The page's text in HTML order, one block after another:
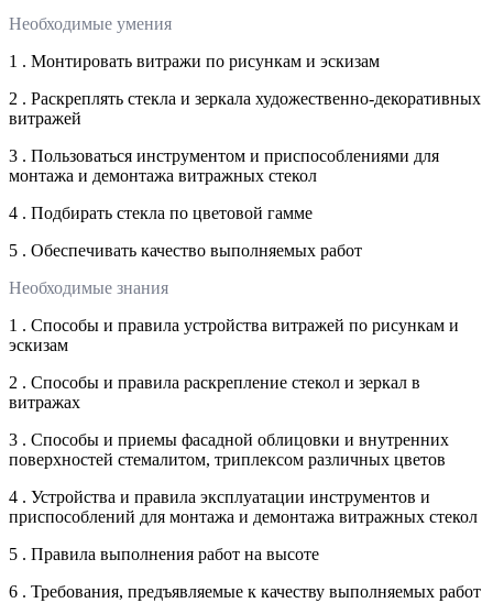
Необходимые умения
1 . Монтировать витражи по рисункам и эскизам
2 . Раскреплять стекла и зеркала художественно-декоративных
витражей
3 . Пользоваться инструментом и приспособлениями для
монтажа и демонтажа витражных стекол
4 . Подбирать стекла по цветовой гамме
5 . Обеспечивать качество выполняемых работ
Необходимые знания
1 . Способы и правила устройства витражей по рисункам и
эскизам
2 . Способы и правила раскрепление стекол и зеркал в
витражах
3 . Способы и приемы фасадной облицовки и внутренних
поверхностей стемалитом, триплексом различных цветов
4 . Устройства и правила эксплуатации инструментов и
приспособлений для монтажа и демонтажа витражных стекол
5 . Правила выполнения работ на высоте
6 . Требования, предъявляемые к качеству выполняемых работ